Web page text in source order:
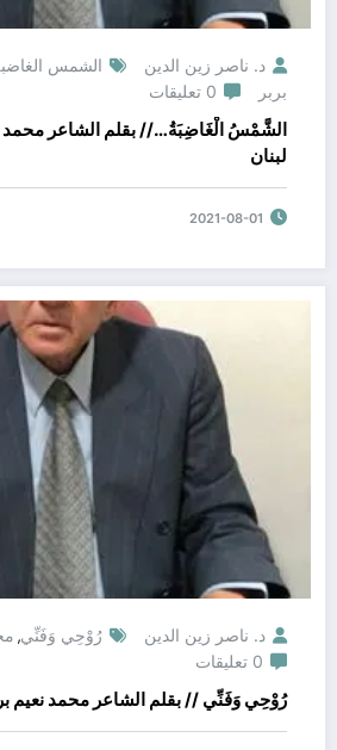
د. ناصر زين الدين الشمس
بربر
0 تعليقات
الشَّمْسُ الْغَاضِبَةُ…// بقلم الشاعر محمد
لبنان
2021-08-01
د. ناصر زين الدين رُوْحِي وَفَنِّي,
0 تعليقات
رُوْحِي وَفَنِّي // بقلم الشاعر محمد نعيم